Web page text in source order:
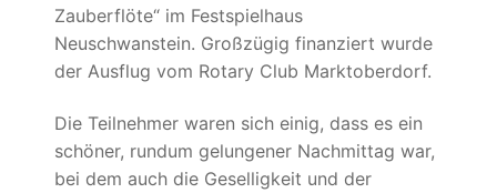
Zauberflöte“ im Festspielhaus
Neuschwanstein. Großzügig finanziert wurde
der Ausflug vom Rotary Club Marktoberdorf.
Die Teilnehmer waren sich einig, dass es ein
schöner, rundum gelungener Nachmittag war,
bei dem auch die Geselligkeit und der